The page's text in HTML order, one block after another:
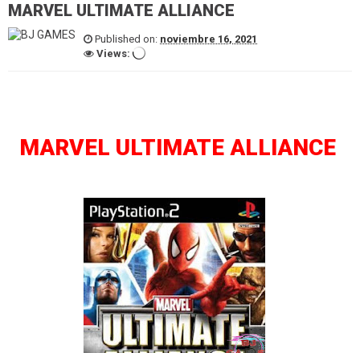
MARVEL ULTIMATE ALLIANCE
Published on: noviembre 16, 2021
Views:
MARVEL ULTIMATE ALLIANCE